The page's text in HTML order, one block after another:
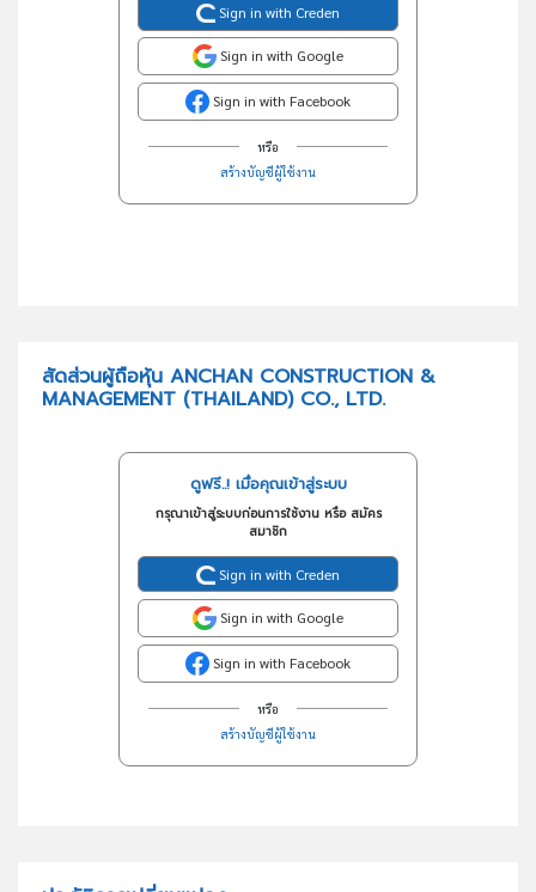
Sign in with Creden
Sign in with Google
Sign in with Facebook
หรือ
สร้างบัญชีผู้ใช้งาน
สัดส่วนผู้ถือหุ้น ANCHAN CONSTRUCTION &
MANAGEMENT (THAILAND) CO., LTD.
ดูฟรี..! เมื่อคุณเข้าสู่ระบบ
กรุณาเข้าสู่ระบบก่อนการใช้งาน หรือ สมัคร
สมาชิก
Sign in with Creden
Sign in with Google
Sign in with Facebook
หรือ
สร้างบัญชีผู้ใช้งาน